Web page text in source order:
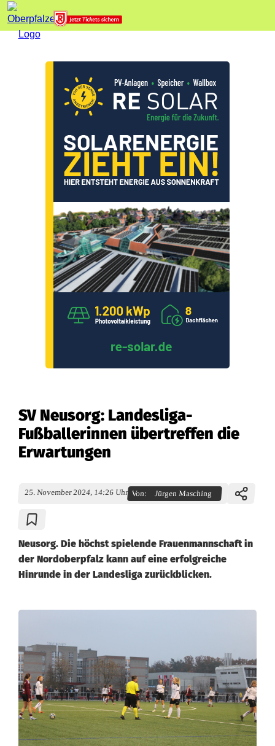
SV Neusorg: Landesliga-
Fußballerinnen übertreffen die
Erwartungen
25. November 2024, 14:26 Uhr Von: Jürgen Masching
Neusorg. Die höchst spielende Frauenmannschaft in
der Nordoberpfalz kann auf eine erfolgreiche
Hinrunde in der Landesliga zurückblicken.
V
N
e
u
s